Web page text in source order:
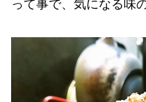
って事で、気になる味